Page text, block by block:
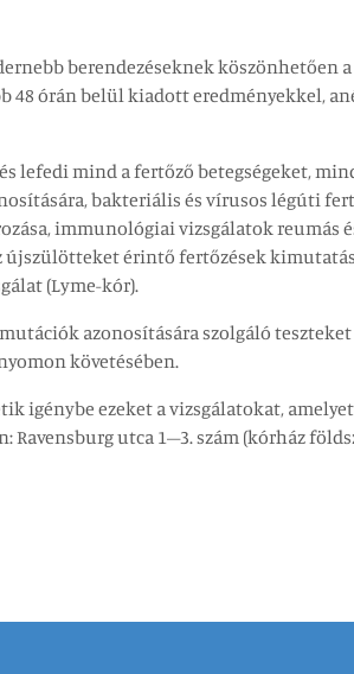
berendezéseknek köszönhetően
48 órán belül kiadott eredményekkel,
lefedi mind a fertőző betegségeket,
bakteriális és vírusos légúti
immunológiai vizsgálatok reumás
újszülötteket érintő fertőzések
(Lyme-kór).
azonosítására szolgáló
követésében.
igénybe ezeket a vizsgálatokat,
Ravensburg utca 1–3. szám (kórház